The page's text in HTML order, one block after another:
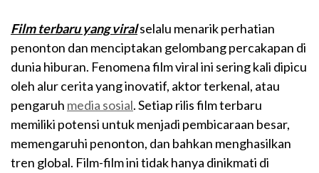
Film terbaru yang viralselalu menarik perhatian
penonton dan menciptakan gelombang percakapan di
dunia hiburan. Fenomena film viral ini sering kali dipicu
oleh alur cerita yang inovatif, aktor terkenal, atau
pengaruh media sosial. Setiap rilis film terbaru
memiliki potensi untuk menjadi pembicaraan besar,
memengaruhi penonton, dan bahkan menghasilkan
tren global. Film-film ini tidak hanya dinikmati di